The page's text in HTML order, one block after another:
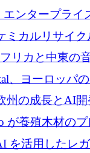
ク・アプリケ
AIデータ
ンタープライ
設者向けにロ
ミカルリサイ
で1,550万ユー
リカと中東の
構築するため
、ヨーロッパ
向けに 1 億
州の成長とAI
ーロを確保
が養殖木材の
ロを調達
を活用したレ